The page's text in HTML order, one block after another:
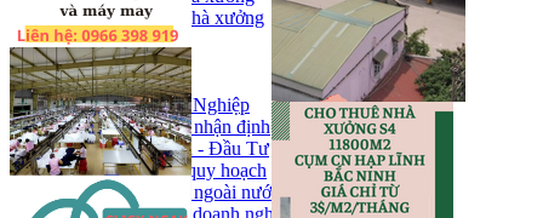
Cho thuê nhà xưởng
Kho
Mặt bằng
Tin tức
Khu Công Nghiệp
Phân tích - nhận định
Chính sách - Đầu Tư
Thông tin quy hoạch
Thị trường ngoài nước
Hoạt động doanh nghiẹp